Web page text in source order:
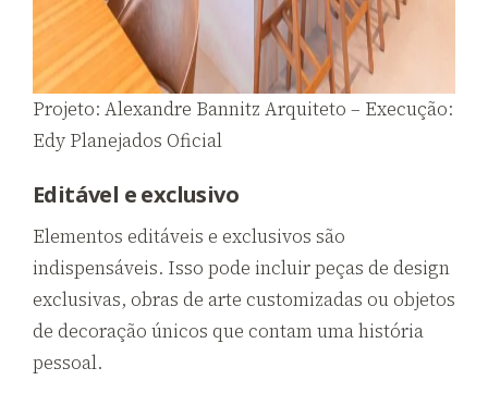
Projeto: Alexandre Bannitz Arquiteto – Execução:
Edy Planejados Oficial
Editável e exclusivo
Elementos editáveis e exclusivos são
indispensáveis. Isso pode incluir peças de design
exclusivas, obras de arte customizadas ou objetos
de decoração únicos que contam uma história
pessoal.